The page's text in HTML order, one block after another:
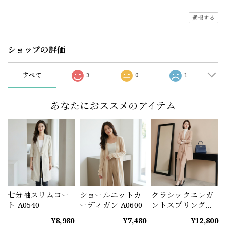
通報する
ショップの評価
すべて 3 0 1
あなたにおススメのアイテム
七分袖スリムコー
ト A0540
¥8,980
ショールニットカ
ーディガン A0600
¥7,480
クラシックエレガ
ントスプリングコ
¥12,800